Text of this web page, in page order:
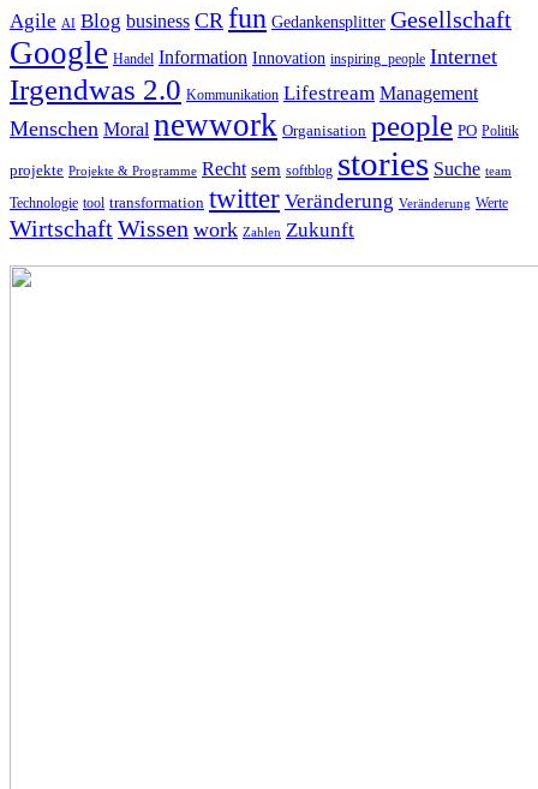
Agile AI Blog business CR fun Gedankensplitter Gesellschaft
Google Handel Information Innovation inspiring_people Internet
Irgendwas 2.0 Kommunikation Lifestream Management
Menschen Moral newwork Organisation people PO Politik
projekte Projekte & Programme Recht sem softblog stories Suche team
Technologie tool transformation twitter Veränderung Veränderung Werte
WirtschaftWissen work Zahlen Zukunft